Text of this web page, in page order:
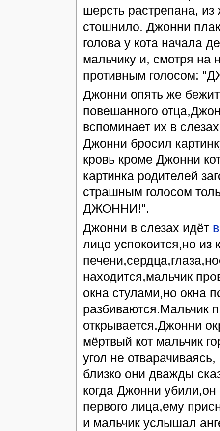
шерсть растрепана,
стошнило. Джонни
голова у кота начала
мальчику и, смотря на
противным голосом:
Джонни опять же
повешанного
вспоминает их в
Джонни бросил
кровь кроме Джонни
картинка родителей
страшным голосом
ДЖОННИ!".
Джонни в слезах идёт
лицо успокоится,но из
находится,мальчик
окна стулами,но окна
разбиваются.Мальчик
открывается.Джонни
мёртвый кот мальчик
угол не
близко они дважды
когда Джонни
первого лица,ему
и мальчик услышал